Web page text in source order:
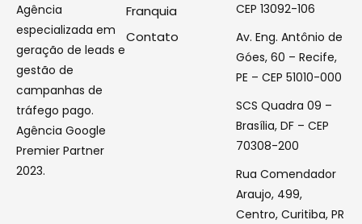
Agência
especializada em
geração de leads e
gestão de
campanhas de
tráfego pago.
Agência Google
Premier Partner
2023.
Franquia
Contato
CEP 13092-106
Av. Eng. Antônio de
Góes, 60 – Recife,
PE – CEP 51010-000
SCS Quadra 09 –
Brasília, DF – CEP
70308-200
Rua Comendador
Araujo, 499,
Centro, Curitiba, PR